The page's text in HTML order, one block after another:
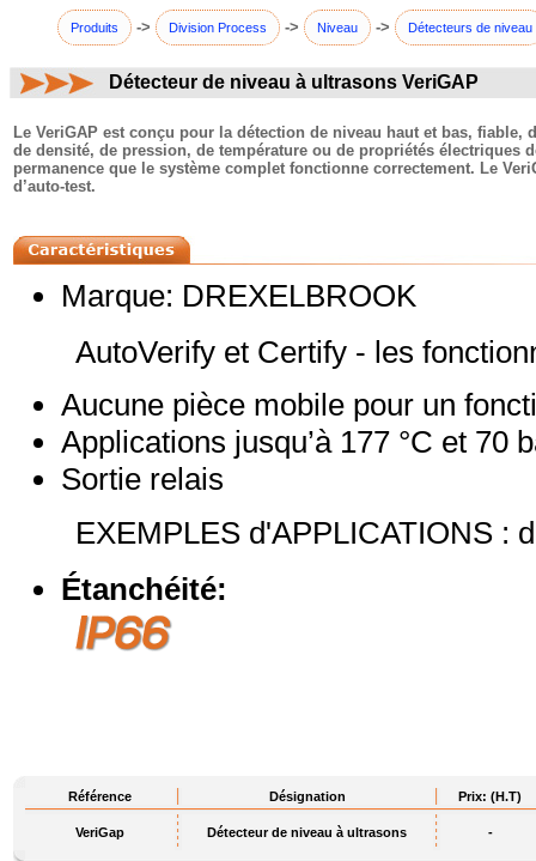
Produits -> Division Process -> Niveau -> Détecteurs de niveau
Détecteur de niveau à ultrasons VeriGAP
Le VeriGAP est conçu pour la détection de niveau haut et bas,
de densité, de pression, de température ou de propriétés électriques
permanence que le système complet fonctionne correctement. Le
d’auto-test.
Marque: DREXELBROOK
AutoVerify et Certify - les
Aucune pièce mobile pour un
Applications jusqu’à 177 °C et 70
Sortie relais
EXEMPLES d'APPLICATIONS :
Étanchéité:
Référence Désignation Prix: (H.T)
VeriGap Détecteur de niveau à ultrasons -